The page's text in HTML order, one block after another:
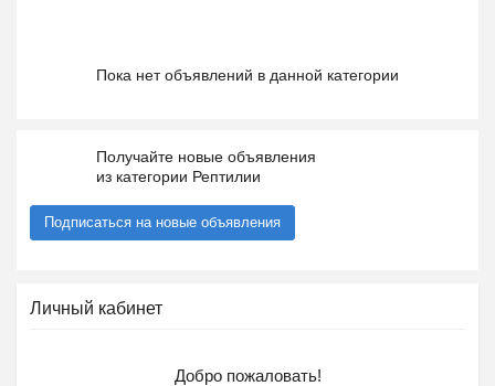
Пока нет объявлений в данной категории
Получайте новые объявления
из категории Рептилии
Подписаться на новые объявления
Личный кабинет
Добро пожаловать!